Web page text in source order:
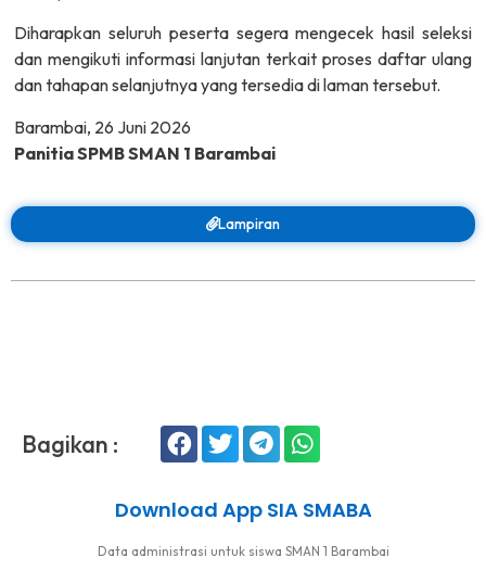
Diharapkan seluruh peserta segera mengecek hasil seleksi
dan mengikuti informasi lanjutan terkait proses daftar ulang
dan tahapan selanjutnya yang tersedia di laman tersebut.
Barambai, 26 Juni 2026
Panitia SPMB SMAN 1 Barambai
Lampiran
Bagikan :
Download App SIA SMABA
Data administrasi untuk siswa SMAN 1 Barambai